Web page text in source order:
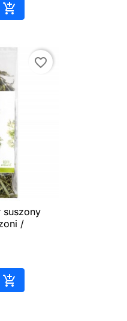

Dodaj do koszyka
favorite_border
suszony
/

Dodaj do koszyka